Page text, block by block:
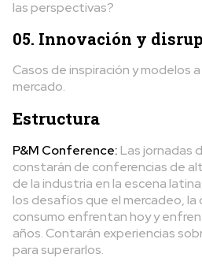
las perspectivas?
05. Innovación y
Casos de inspiración y modelos
mercado.
Estructura
P&M Conference:Las jornadas
constarán de conferencias de
de la industria en la escena
los desafíos que el mercadeo, la
consumo enfrentan hoy y
años. Contarán experiencias
para superarlos.